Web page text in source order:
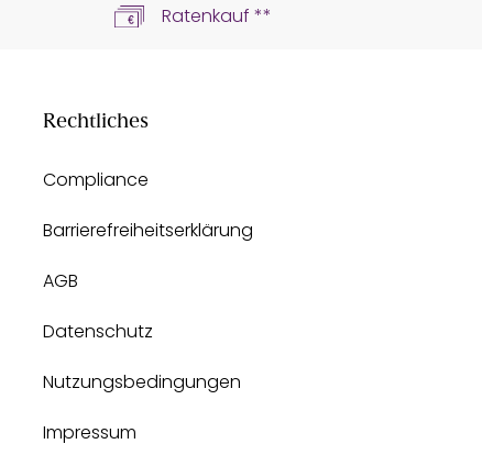
Ratenkauf **
Rechtliches
Compliance
Barrierefreiheitserklärung
AGB
Datenschutz
Nutzungsbedingungen
Impressum